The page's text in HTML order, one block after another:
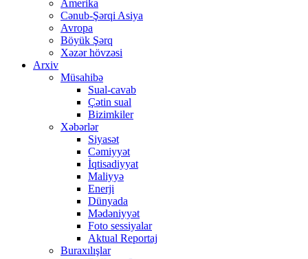
Amerika
Cənub-Şərqi Asiya
Avropa
Böyük Şərq
Xəzər hövzəsi
Arxiv
Müsahibə
Sual-cavab
Çətin sual
Bizimkiler
Xəbərlər
Siyasət
Cəmiyyət
İqtisadiyyat
Maliyyə
Enerji
Dünyada
Mədəniyyət
Foto sessiyalar
Aktual Reportaj
Buraxılışlar